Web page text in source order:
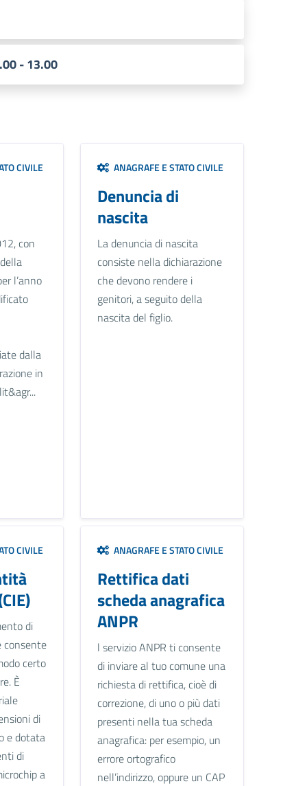
- 13.00
CIVILE
con
l’anno
dalla
in
ANAGRAFE E STATO CIVILE
Denuncia di
nascita
La denuncia di nascita
consiste nella dichiarazione
che devono rendere i
genitori, a seguito della
nascita del figlio.
CIVILE
di
consente
certo
È
di
e dotata
di
a
ANAGRAFE E STATO CIVILE
Rettifica dati
scheda anagrafica
ANPR
l servizio ANPR ti consente
di inviare al tuo comune una
richiesta di rettifica, cioè di
correzione, di uno o più dati
presenti nella tua scheda
anagrafica: per esempio, un
errore ortografico
nell’indirizzo, oppure un CAP